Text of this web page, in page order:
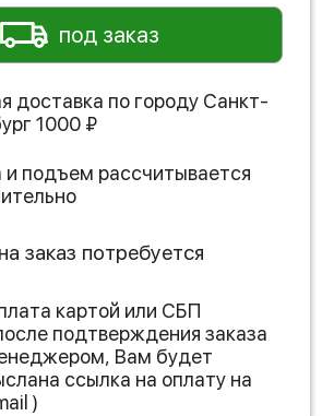
под заказ
доставка по городу Санкт-
1000 ₽
и подъем рассчитывается
заказ потребуется
картой или СБП
подтверждения заказа
Вам будет
ссылка на оплату на
)